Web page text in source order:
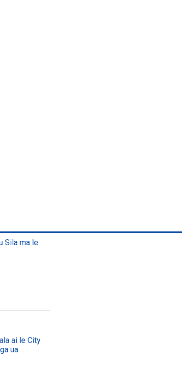
Sila ma le
ai le City
ua